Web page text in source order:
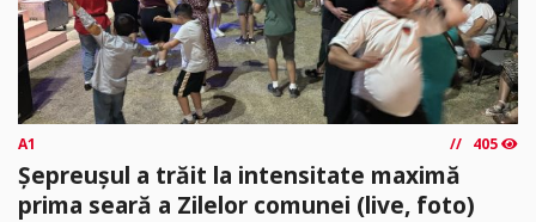
A1 405
Șepreușul a trăit la intensitate maximă
prima seară a Zilelor comunei (live, foto)